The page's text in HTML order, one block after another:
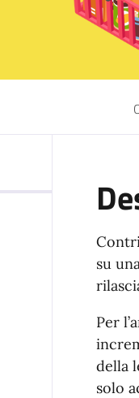
su
Per
della
solo